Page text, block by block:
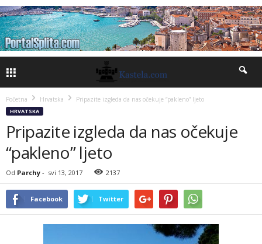
Početna Hrvatska Pripazite izgleda da nas očekuje “pakleno” ljeto
HRVATSKA
Pripazite izgleda da nas očekuje
“pakleno” ljeto
Od Parchy - svi 13, 2017 2137
Facebook Twitter